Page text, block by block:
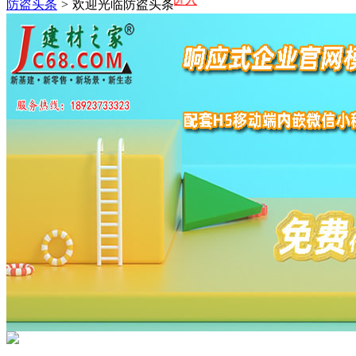
防盗头条 > 欢迎光临防盗头条